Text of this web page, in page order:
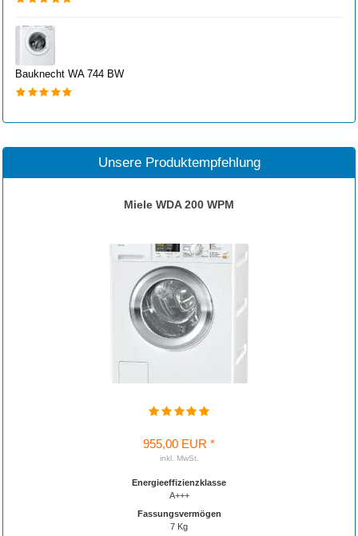
Bauknecht WA 744 BW
Unsere Produktempfehlung
Miele WDA 200 WPM
955,00 EUR *
inkl. MwSt.
Energieeffizienzklasse
A+++
Fassungsvermögen
7 Kg